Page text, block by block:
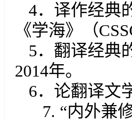
4． 译作经典
《学海》（
5． 翻译经典
2014年。
6． 论翻译文
7. “内外兼